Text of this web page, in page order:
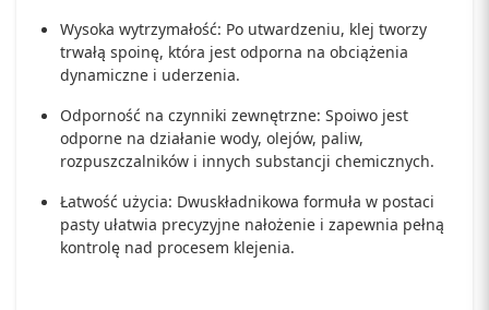
Wysoka wytrzymałość: Po utwardzeniu, klej tworzy
trwałą spoinę, która jest odporna na obciążenia
dynamiczne i uderzenia.
Odporność na czynniki zewnętrzne: Spoiwo jest
odporne na działanie wody, olejów, paliw,
rozpuszczalników i innych substancji chemicznych.
Łatwość użycia: Dwuskładnikowa formuła w postaci
pasty ułatwia precyzyjne nałożenie i zapewnia pełną
kontrolę nad procesem klejenia.